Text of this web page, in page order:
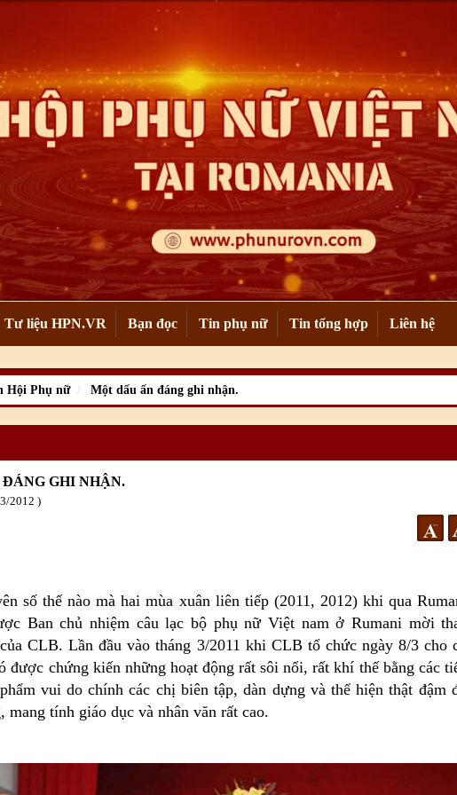
Tư liệu HPN.VR Bạn đọc Tin phụ nữ Tin tổng hợp Liên hệ
Hội Phụ nữ Một dấu ấn đáng ghi nhận.
GHI NHẬN.
/2012
số thế nào mà hai mùa xuân liên tiếp (2011, 2012) khi qua
Ban chủ nhiệm câu lạc bộ phụ nữ Việt nam ở Rumani mời
CLB. Lần đầu vào tháng 3/2011 khi CLB tổ chức ngày 8/3 cho
được chứng kiến những hoạt động rất sôi nổi, rất khí thế bằng các
vui do chính các chị biên tập, dàn dựng và thể hiện thật đậm
mang tính giáo dục và nhân văn rất cao.